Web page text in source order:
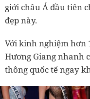
giới châu Á đầu tiên
đẹp này.
Với kinh nghiệm hơn
Hương Giang nhanh
thông quốc tế ngay